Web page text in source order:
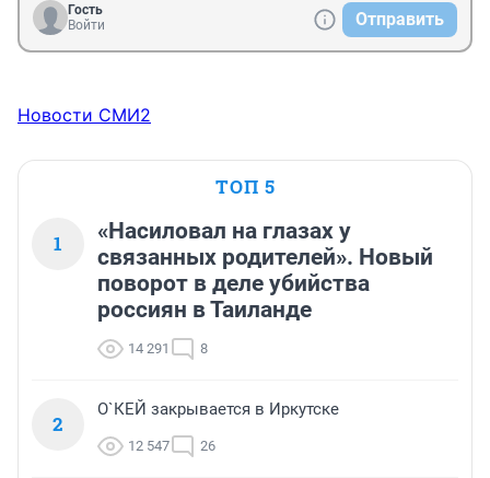
Гость
Войти
Отправить
Новости СМИ2
ТОП 5
1
«Насиловал на глазах у
связанных родителей». Новый
поворот в деле убийства
россиян в Таиланде
14 291 8
2
О`КЕЙ закрывается в Иркутске
12 547 26